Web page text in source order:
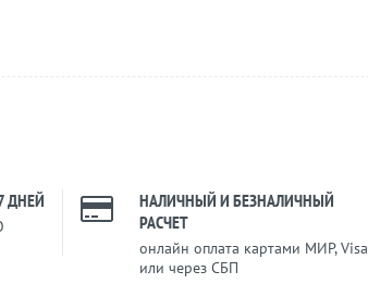
ДНЕЙ
НАЛИЧНЫЙ И БЕЗНАЛИЧНЫЙ
РАСЧЕТ
онлайн оплата картами МИР, Visa
или через СБП